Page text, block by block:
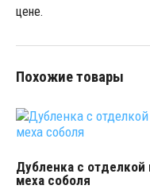
цене.
Похожие товары
Дубленка с отделкой
меха соболя